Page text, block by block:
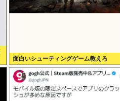
面白いシューティングゲーム教えろ